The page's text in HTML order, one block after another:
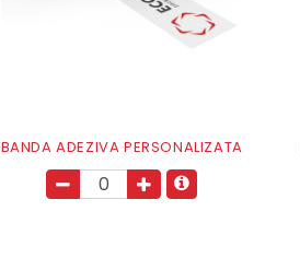
BANDA ADEZIVA PERSONALIZATA